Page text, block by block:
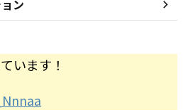
ン
います！